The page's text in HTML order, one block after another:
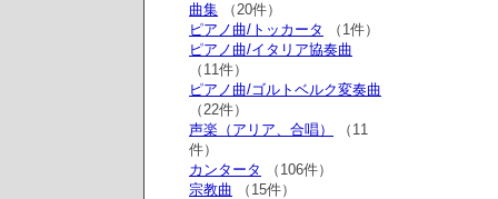
曲集 （20件）
ピアノ曲/トッカータ
（1件）
ピアノ曲/イタリア協奏曲
（11件）
ピアノ曲/ゴルトベルク変奏曲
（22件）
声楽（アリア、合唱）
（11
件）
カンタータ
（106件）
宗教曲 （15件）